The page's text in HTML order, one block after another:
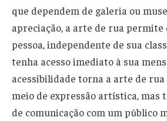
que dependem de galeria ou
apreciação, a arte de rua
pessoa, independente de sua
tenha acesso imediato à sua
acessibilidade torna a arte de rua
meio de expressão artística, mas
de comunicação com um público